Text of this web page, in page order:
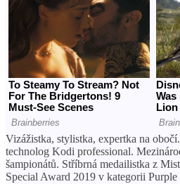
Vizážistka, stylistka, expertka na
technolog Kodi professional.
šampionátů. Stříbrná medailistka z
Special Award 2019 v kategorii